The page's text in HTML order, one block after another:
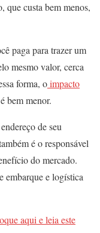
que custa bem menos,
paga para trazer um
mesmo valor, cerca
forma, oimpacto
bem menor.
de seu
é o responsável
do mercado.
embarque e logística
aqui e leia este